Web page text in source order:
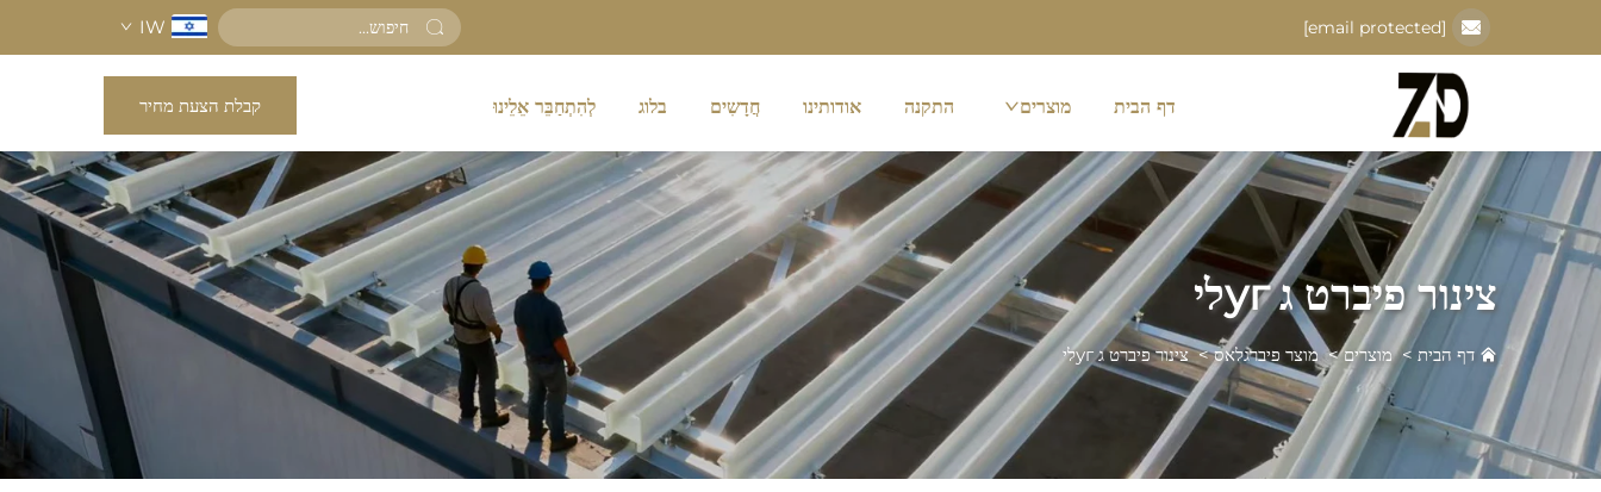
[email protected]
IW
דף הבית מוצרים התקנה אודותינו חֲדָשִים בלוג לְהִתְחַבֵּר אֵלֵינוּ קבלת הצעת מחיר
צינור פיברט ג угלי
דף הבית >מוצרים> מוצר פיברגלאס>צינור פיברט ג угלי